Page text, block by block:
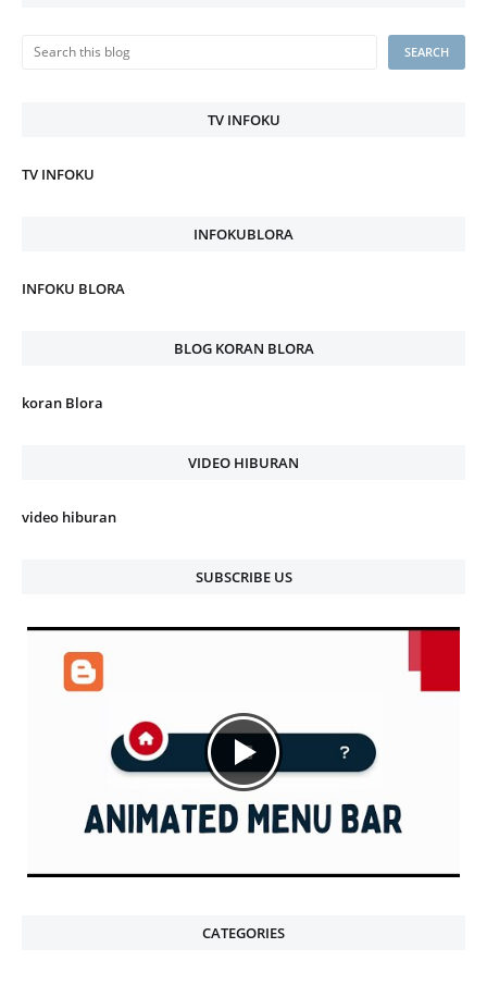
TV INFOKU
TV INFOKU
INFOKUBLORA
INFOKU BLORA
BLOG KORAN BLORA
koran Blora
VIDEO HIBURAN
video hiburan
SUBSCRIBE US
CATEGORIES